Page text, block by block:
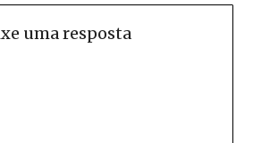
uma resposta